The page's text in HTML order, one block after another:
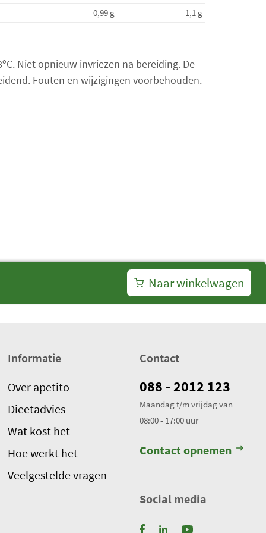
0,99 g 1,1 g
Niet opnieuw invriezen na bereiding. De
Fouten en wijzigingen voorbehouden.
Naar winkelwagen
Informatie
Over apetito
Dieetadvies
Wat kost het
Hoe werkt het
Veelgestelde vragen
Contact
088 - 2012 123
Maandag t/m vrijdag van
08:00 - 17:00 uur
Contact opnemen
Social media